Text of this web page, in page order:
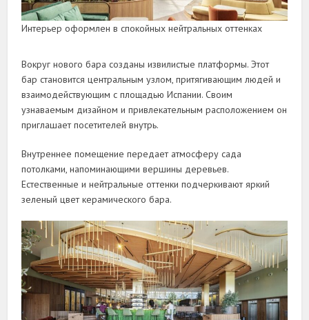
Интерьер оформлен в спокойных нейтральных оттенках
Вокруг нового бара созданы извилистые платформы. Этот
бар становится центральным узлом, притягивающим людей и
взаимодействующим с площадью Испании. Своим
узнаваемым дизайном и привлекательным расположением он
приглашает посетителей внутрь.
Внутреннее помещение передает атмосферу сада
потолками, напоминающими вершины деревьев.
Естественные и нейтральные оттенки подчеркивают яркий
зеленый цвет керамического бара.